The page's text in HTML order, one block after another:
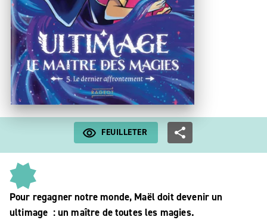
FEUILLETER
Pour regagner notre monde, Maël doit devenir un
ultimage : un maître de toutes les magies.